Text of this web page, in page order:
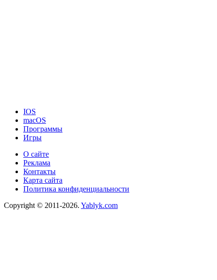
IOS
macOS
Программы
Игры
О сайте
Реклама
Контакты
Карта сайта
Политика конфиденциальности
Copyright © 2011-2026. Yablyk.сom